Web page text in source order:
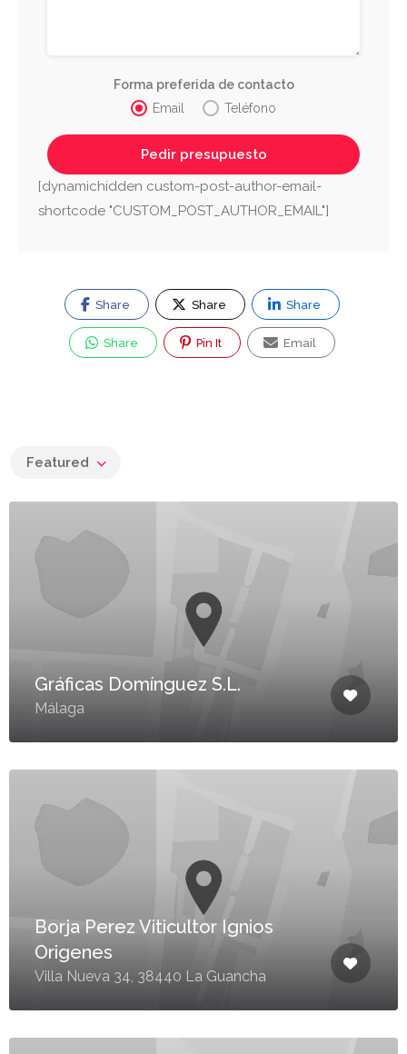
Forma preferida de contacto
Email
Teléfono
[dynamichidden custom-post-author-email-
shortcode "CUSTOM_POST_AUTHOR_EMAIL"]
Share Share Share
Share Pin It Email
Featured
Gráficas Domínguez S.L.
Málaga
Borja Perez Viticultor Ignios
Origenes
Villa Nueva 34, 38440 La Guancha